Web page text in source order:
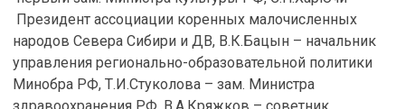
Президент ассоциации коренных малочисленных
народов Севера Сибири и ДВ, В.К.Бацын – начальник
управления регионально-образовательной политики
Минобра РФ, Т.И.Стуколова – зам. Министра